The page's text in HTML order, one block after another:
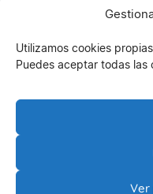
Utilizamos cookies
Puedes aceptar todas las
Ver
Información
Aviso legal
La Farga Gestió